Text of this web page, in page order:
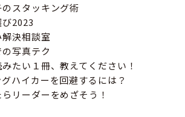
のスタッキング術
び2023
解決相談室
写真テク
たい１冊、教えてください！
ハイカーを回避するには？
リーダーをめざそう！